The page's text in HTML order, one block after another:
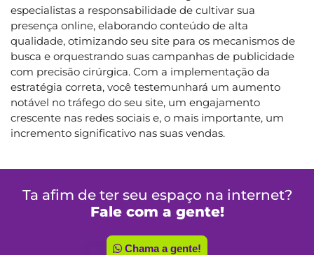
especialistas a responsabilidade de cultivar sua
presença online, elaborando conteúdo de alta
qualidade, otimizando seu site para os mecanismos de
busca e orquestrando suas campanhas de publicidade
com precisão cirúrgica. Com a implementação da
estratégia correta, você testemunhará um aumento
notável no tráfego do seu site, um engajamento
crescente nas redes sociais e, o mais importante, um
incremento significativo nas suas vendas.
Ta afim de ter seu espaço na internet?
Fale com a gente!
Chama a gente!